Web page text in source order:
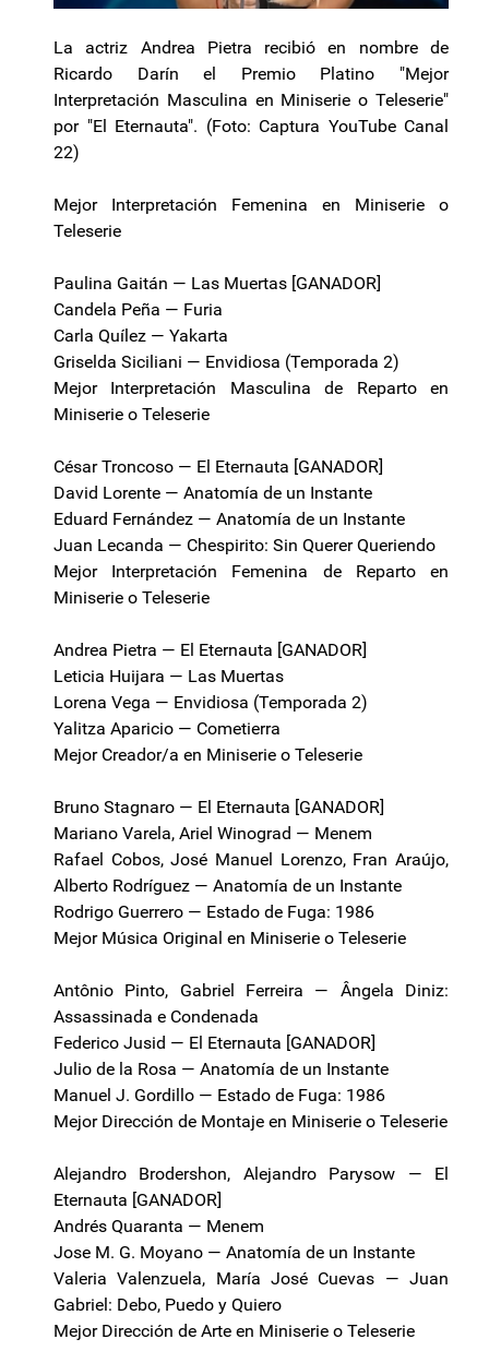
La actriz Andrea Pietra recibió en nombre de
Ricardo Darín el Premio Platino "Mejor
Interpretación Masculina en Miniserie o Teleserie"
por "El Eternauta". (Foto: Captura YouTube Canal
22)
Mejor Interpretación Femenina en Miniserie o
Teleserie
Paulina Gaitán — Las Muertas [GANADOR]
Candela Peña — Furia
Carla Quílez — Yakarta
Griselda Siciliani — Envidiosa (Temporada 2)
Mejor Interpretación Masculina de Reparto en
Miniserie o Teleserie
César Troncoso — El Eternauta [GANADOR]
David Lorente — Anatomía de un Instante
Eduard Fernández — Anatomía de un Instante
Juan Lecanda — Chespirito: Sin Querer Queriendo
Mejor Interpretación Femenina de Reparto en
Miniserie o Teleserie
Andrea Pietra — El Eternauta [GANADOR]
Leticia Huijara — Las Muertas
Lorena Vega — Envidiosa (Temporada 2)
Yalitza Aparicio — Cometierra
Mejor Creador/a en Miniserie o Teleserie
Bruno Stagnaro — El Eternauta [GANADOR]
Mariano Varela, Ariel Winograd — Menem
Rafael Cobos, José Manuel Lorenzo, Fran Araújo,
Alberto Rodríguez — Anatomía de un Instante
Rodrigo Guerrero — Estado de Fuga: 1986
Mejor Música Original en Miniserie o Teleserie
Antônio Pinto, Gabriel Ferreira — Ângela Diniz:
Assassinada e Condenada
Federico Jusid — El Eternauta [GANADOR]
Julio de la Rosa — Anatomía de un Instante
Manuel J. Gordillo — Estado de Fuga: 1986
Mejor Dirección de Montaje en Miniserie o Teleserie
Alejandro Brodershon, Alejandro Parysow — El
Eternauta [GANADOR]
Andrés Quaranta — Menem
Jose M. G. Moyano — Anatomía de un Instante
Valeria Valenzuela, María José Cuevas — Juan
Gabriel: Debo, Puedo y Quiero
Mejor Dirección de Arte en Miniserie o Teleserie